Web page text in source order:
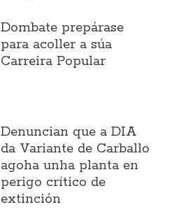
Dombate prepárase
para acoller a súa
Carreira Popular
Denuncian que a DIA
da Variante de Carballo
agoha unha planta en
perigo crítico de
extinción